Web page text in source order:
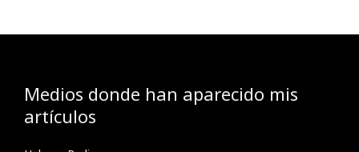
Medios donde han aparecido mis
artículos